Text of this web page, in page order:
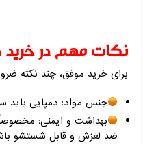
نکات مهم در خرید
برای خرید موفق، چند نکته
جنس مواد: دمپایی باید
بهداشت و ایمنی:
ضد لغزش و قابل شستشو